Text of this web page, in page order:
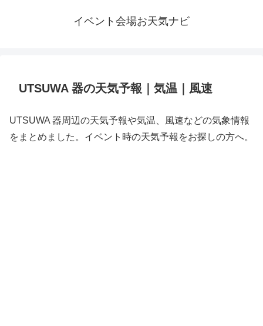
イベント会場お天気ナビ
UTSUWA 器の天気予報｜気温｜風速
UTSUWA 器周辺の天気予報や気温、風速などの気象情報
をまとめました。イベント時の天気予報をお探しの方へ。